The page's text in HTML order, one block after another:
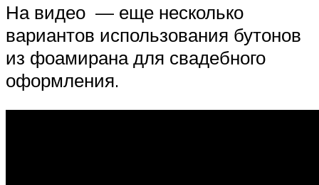
На видео — еще несколько
вариантов использования бутонов
из фоамирана для свадебного
оформления.